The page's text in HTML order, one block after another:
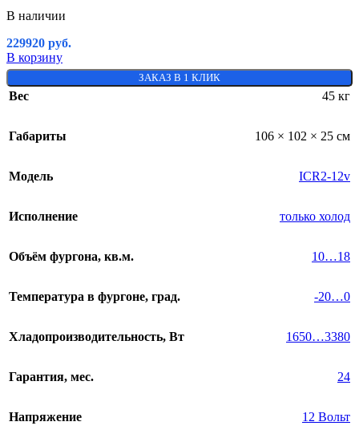
В наличии
229920 руб.
В корзину
ЗАКАЗ В 1 КЛИК
Вес 45 кг
Габариты 106 × 102 × 25 см
Модель ICR2-12v
Исполнение только холод
Объём фургона, кв.м. 10…18
Температура в фургоне, град. -20…0
Хладопроизводительность, Вт 1650…3380
Гарантия, мес. 24
Напряжение 12 Вольт